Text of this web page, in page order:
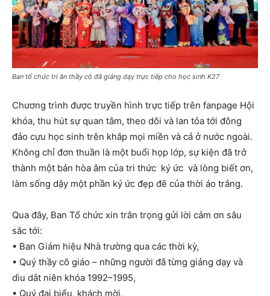
Ban tổ chức tri ân thầy cô đã giảng dạy trực tiếp cho học sinh K27
Chương trình được truyền hình trực tiếp trên fanpage Hội
khóa, thu hút sự quan tâm, theo dõi và lan tỏa tới đông
đảo cựu học sinh trên khắp mọi miền và cả ở nước ngoài.
Không chỉ đơn thuần là một buổi họp lớp, sự kiện đã trở
thành một bản hòa âm của tri thức ký ức và lòng biết ơn,
làm sống dậy một phần ký ức đẹp đẽ của thời áo trắng.
Qua đây, Ban Tổ chức xin trân trọng gửi lời cảm ơn sâu
sắc tới:
• Ban Giám hiệu Nhà trường qua các thời kỳ,
• Quý thầy cô giáo – những người đã từng giảng dạy và
dìu dắt niên khóa 1992–1995,
• Quý đại biểu, khách mời,